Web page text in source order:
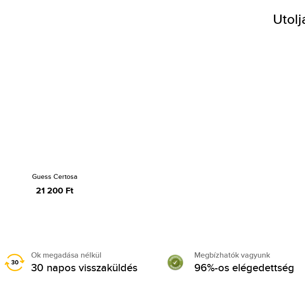
Guess Certosa
21 200 Ft
Ok megadása nélkül
30 napos visszaküldés
Megbízhatók vagyunk
96%-os elégedettség